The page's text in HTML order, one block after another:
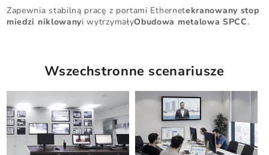
Zapewnia stabilną pracę z portami Ethernetekranowany stop
miedzi niklowanyi wytrzymałyObudowa metalowa SPCC.
Wszechstronne scenariusze